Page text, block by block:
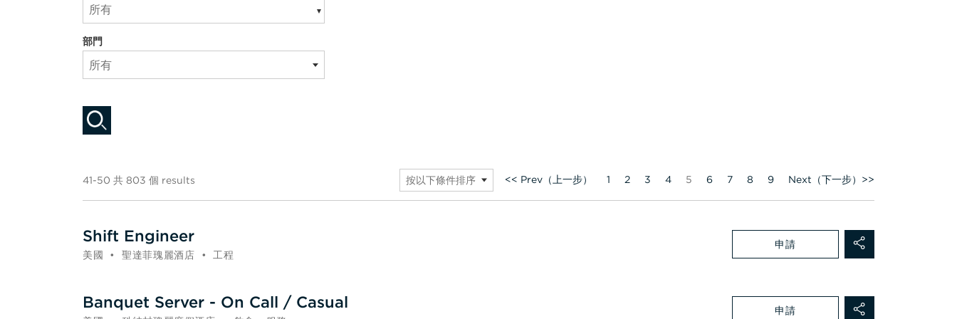
部門所有
所有
41-50 共 803 個 results 按以下條件排序 << Prev（上一步） 1 2 3 4 頁
5 6 7 8 9 Next（下一步）>>
Shift Engineer
美國 • 聖達菲瑰麗酒店 • 工程
申請
Banquet Server - On Call / Casual 申請